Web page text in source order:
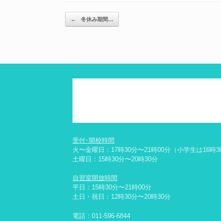
投稿ナビゲーション
← 冬休み期間…
受付･開校時間
火〜金曜日：17時30分〜21時00分（小学生は16時
土曜日：15時30分〜20時30分
自習室開放時間
平日：15時30分〜21時00分
土日・祝日：12時30分〜20時30分
電話： 011-596-6844